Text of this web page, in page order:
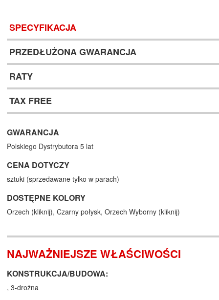
SPECYFIKACJA
PRZEDŁUŻONA GWARANCJA
RATY
TAX FREE
GWARANCJA
Polskiego Dystrybutora 5 lat
CENA DOTYCZY
sztuki (sprzedawane tylko w parach)
DOSTĘPNE KOLORY
Orzech (kliknij), Czarny połysk, Orzech Wyborny (kliknij)
NAJWAŻNIEJSZE WŁAŚCIWOŚCI
KONSTRUKCJA/BUDOWA:
, 3-drożna